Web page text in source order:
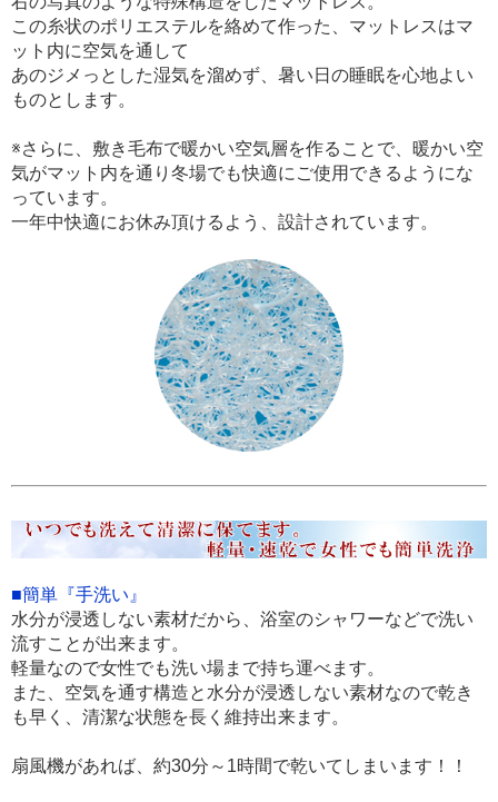
この糸状のポリエステルを絡めて作った、マットレスはマ
ット内に空気を通して
あのジメっとした湿気を溜めず、暑い日の睡眠を心地よい
ものとします。
※さらに、敷き毛布で暖かい空気層を作ることで、暖かい空
気がマット内を通り冬場でも快適にご使用できるようにな
っています。
一年中快適にお休み頂けるよう、設計されています。
■簡単『手洗い』
水分が浸透しない素材だから、浴室のシャワーなどで洗い
流すことが出来ます。
軽量なので女性でも洗い場まで持ち運べます。
また、空気を通す構造と水分が浸透しない素材なので乾き
も早く、清潔な状態を長く維持出来ます。
扇風機があれば、約30分～1時間で乾いてしまいます！！